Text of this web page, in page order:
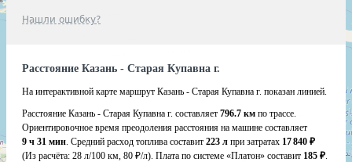
Нашли ошибку?
Расстояние Казань - Старая Купавна г.
На интерактивной карте маршрут Казань - Старая Купавна г. показан линией.
Расстояние Казань - Старая Купавна г. составляет 796.7 км по трассе.
Ориентировочное время преодоления расстояния на машине составляет
9 ч 31 мин. Средний расход топлива составит 223 л при затратах 17 840 ₽
(Из расчёта: 28 л/100 км, 80 ₽/л). Плата по системе «Платон» составит 185 ₽.